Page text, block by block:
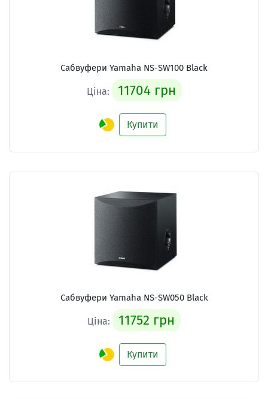
Сабвуфери Yamaha NS-SW100 Black
Ціна: 11704 грн
Купити
Сабвуфери Yamaha NS-SW050 Black
Ціна: 11752 грн
Купити